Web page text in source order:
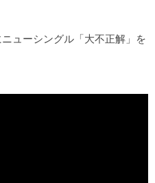
ューシングル「大不正解」を